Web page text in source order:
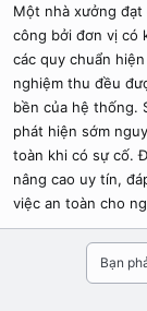
Một nhà xưởng đạt
công bởi đơn vị có
các quy chuẩn
nghiệm thu đều
bền của hệ thống.
phát hiện sớm
toàn khi có sự cố.
nâng cao uy tín,
việc an toàn cho
Bạn